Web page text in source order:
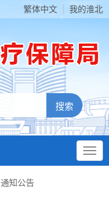
繁体中文 我的淮北
通知公告